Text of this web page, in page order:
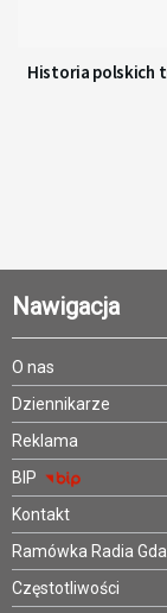
Historia polskich
Nawigacja
O nas
Dziennikarze
Reklama
BIP
Kontakt
Ramówka Radia
Częstotliwości